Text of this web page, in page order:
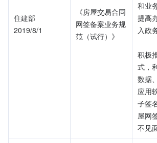
住建部
2019/8/1
《房屋交易合同
网签备案业务规
范（试行）》
和业
提高
入政
积极
式，
数据
应用
子签
屋网
不见